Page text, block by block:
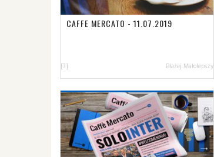
CAFFE MERCATO - 11.07.2019
[3] Błażej Małolepszy